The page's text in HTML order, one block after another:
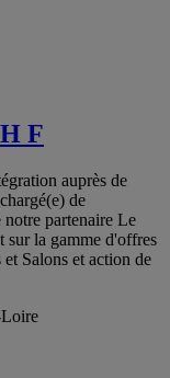
F
auprès de
de
partenaire Le
sur la gamme d'offres
Salons et action de